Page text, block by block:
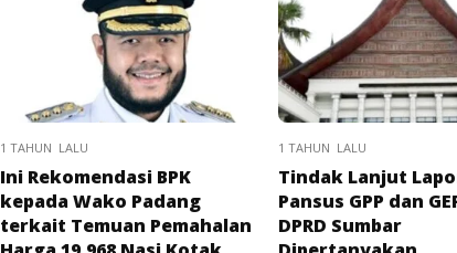
1 TAHUN LALU
Ini Rekomendasi BPK
kepada Wako Padang
terkait Temuan Pemahalan
1 TAHUN LALU
Tindak Lanjut
Pansus GPP dan
DPRD Sumbar